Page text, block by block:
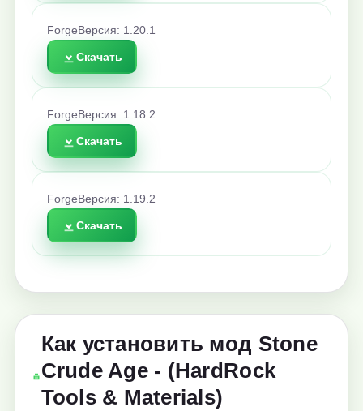
Forge Версия: 1.20.1
Скачать
Forge Версия: 1.18.2
Скачать
Forge Версия: 1.19.2
Скачать
Как установить мод Stone
Crude Age - (HardRock
Tools & Materials)